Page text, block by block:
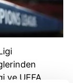
ve UEFA